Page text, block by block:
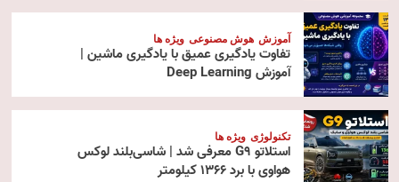
آموزش هوش مصنوعی ویژه ها
تفاوت یادگیری عمیق با یادگیری ماشین |
آموزش Deep Learning
تکنولوژی ویژه ها
استلاتو G9 معرفی شد | شاسی‌بلند لوکس
هواوی با برد ۱۳۶۶ کیلومتر